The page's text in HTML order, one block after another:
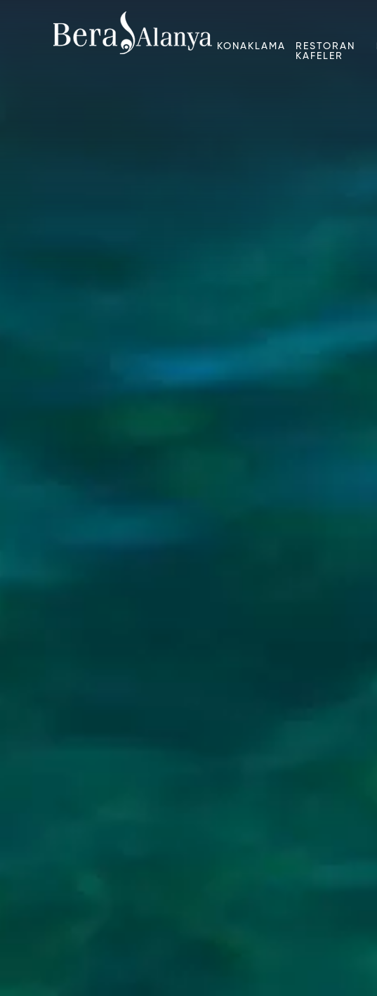
KONAKLAMA
RESTORAN
KAFELER